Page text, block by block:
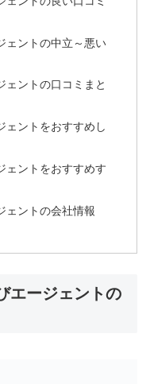
ェントの中立～悪い
ェントの口コミまと
ェントをおすすめし
ェントをおすすめす
ェントの会社情報
エージェントの